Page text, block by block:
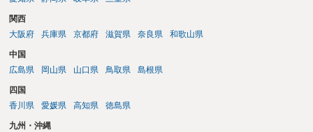
関西
大阪府
兵庫県 京都府 滋賀県 奈良県 和歌山県
中国
広島県
岡山県 山口県 鳥取県 島根県
四国
香川県
愛媛県 高知県 徳島県
九州・沖縄